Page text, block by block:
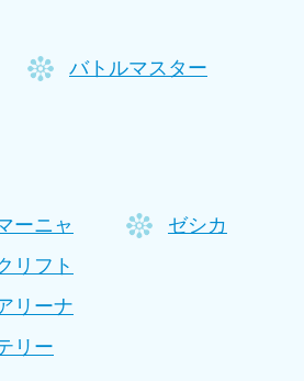
バトルマスター
ーニャ
リフト
リーナ
リー
ゼシカ